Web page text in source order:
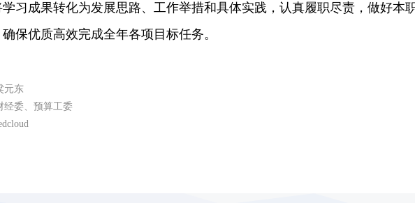
习成果转化为发展思路、工作举措和具体实践，认真履职尽责，做好本
保优质高效完成全年各项目标任务。
元东
经委、预算工委